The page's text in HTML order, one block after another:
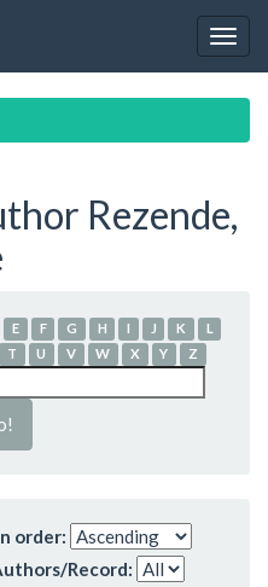
Rezende,
E F G H I J K
L
T U V W X Y Z
order:
Record: